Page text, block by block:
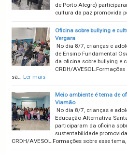
de Porto Alegre)
cultura da paz promovida
Oficina sobre bullying e
Vergara
No dia 8/7, crianças e
de Ensino Fundamental
da oficina sobre bullying e
CRDH/
sã… Ler mais
Meio ambiente é tema de
Viamão
No dia 8/7, crianças e
Educação Alternativa
participaram da oficina
sustentabilidade
CRDH/AVESOL.Formações sobre esse